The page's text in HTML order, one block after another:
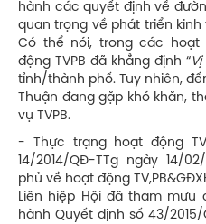
hành các quyết định về
quan trọng về phát triển kinh
Có thể nói, trong các
động TVPB đã khẳng định “Vị
tỉnh/thành phố. Tuy nhiên,
Thuận đang gặp khó khăn,
vụ TVPB.
- Thực trạng hoạt động
14/2014/QĐ-TTg ngày 14/
phủ về hoạt động
Liên hiệp Hội đã tham mưu
hành Quyết định số 43/